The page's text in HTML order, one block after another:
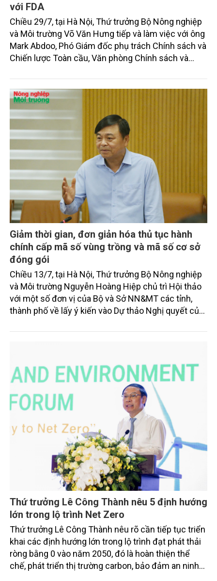
với FDA
Chiều 29/7, tại Hà Nội, Thứ trưởng Bộ Nông nghiệp
và Môi trường Võ Văn Hưng tiếp và làm việc với ông
Mark Abdoo, Phó Giám đốc phụ trách Chính sách và
Chiến lược Toàn cầu, Văn phòng Chính sách và
và Dược phẩm Hoa Kỳ (FDA).
Giảm thời gian, đơn giản hóa thủ tục hành
chính cấp mã số vùng trồng và mã số cơ sở
đóng gói
Chiều 13/7, tại Hà Nội, Thứ trưởng Bộ Nông nghiệp
và Môi trường Nguyễn Hoàng Hiệp chủ trì Hội thảo
với một số đơn vị của Bộ và Sở NN&MT các tỉnh,
thành phố về lấy ý kiến vào Dự thảo Nghị quyết của
chính về mã số vùng trồng, mã số cơ sở đóng gói.
Thứ trưởng Lê Công Thành nêu 5 định hướng
lớn trong lộ trình Net Zero
Thứ trưởng Lê Công Thành nêu rõ cần tiếp tục triển
khai các định hướng lớn trong lộ trình đạt phát thải
ròng bằng 0 vào năm 2050, đó là hoàn thiện thể
chế, phát triển thị trường carbon, bảo đảm an ninh